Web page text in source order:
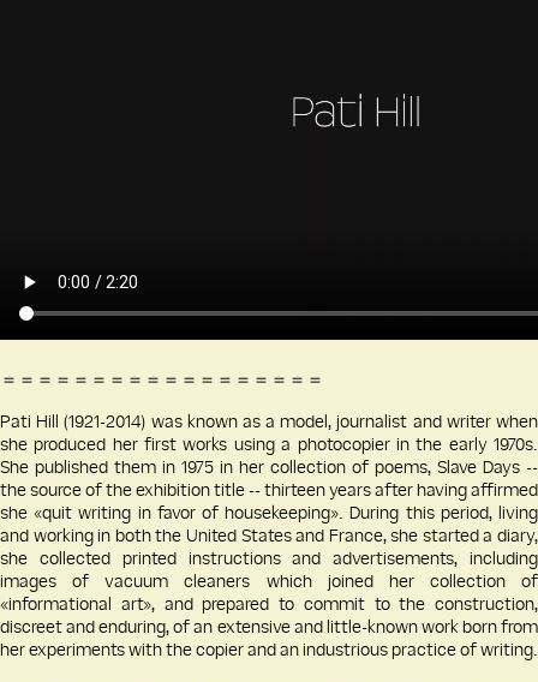
＝＝＝＝＝＝＝＝＝＝＝＝＝＝＝＝＝＝
Pati Hill (1921-2014) was known as a model, journalist and writer when
she produced her first works using a photocopier in the early 1970s.
She published them in 1975 in her collection of poems, Slave Days --
the source of the exhibition title -- thirteen years after having affirmed
she «quit writing in favor of housekeeping». During this period, living
and working in both the United States and France, she started a diary,
she collected printed instructions and advertisements, including
images of vacuum cleaners which joined her collection of
«informational art», and prepared to commit to the construction,
discreet and enduring, of an extensive and little-known work born from
her experiments with the copier and an industrious practice of writing.